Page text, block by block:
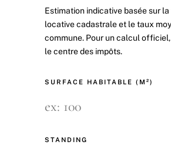
Estimation indicative basée sur
locative cadastrale et le taux
commune. Pour un calcul
le centre des impôts.
SURFACE HABITABLE (M²)
STANDING